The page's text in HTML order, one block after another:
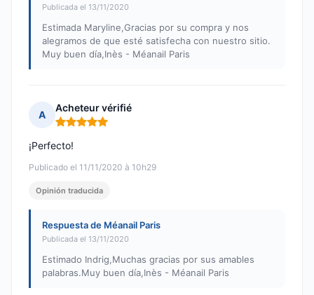
Publicada el 13/11/2020
Estimada Maryline,Gracias por su compra y nos
alegramos de que esté satisfecha con nuestro sitio.
Muy buen día,Inès - Méanail Paris
A
Acheteur vérifié
Nota: 5 de 5
Publicado el 11/11/2020 à 10h29
¡Perfecto!
Opinión traducida
Respuesta de Méanail Paris
Publicada el 13/11/2020
Estimado Indrig,Muchas gracias por sus amables
palabras.Muy buen día,Inès - Méanail Paris